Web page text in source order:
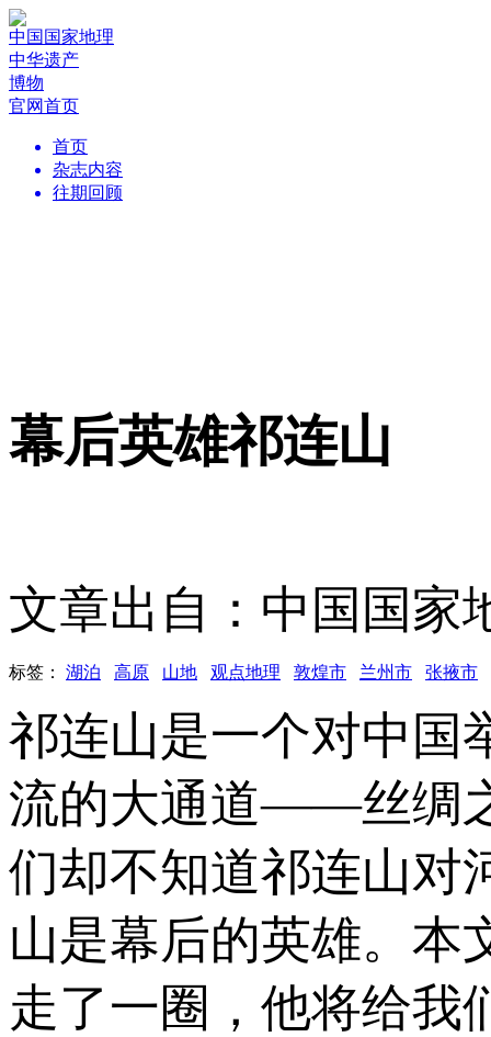
中国国家地理
中华遗产
博物
官网首页
首页
杂志内容
往期回顾
幕后英雄祁连山
文章出自：中国国家
标签： 湖泊 高原 山地 观点地理 敦煌市 兰州市 张掖市
祁连山是一个对中国
流的大通道——丝绸
们却不知道祁连山对
山是幕后的英雄。本
走了一圈，他将给我